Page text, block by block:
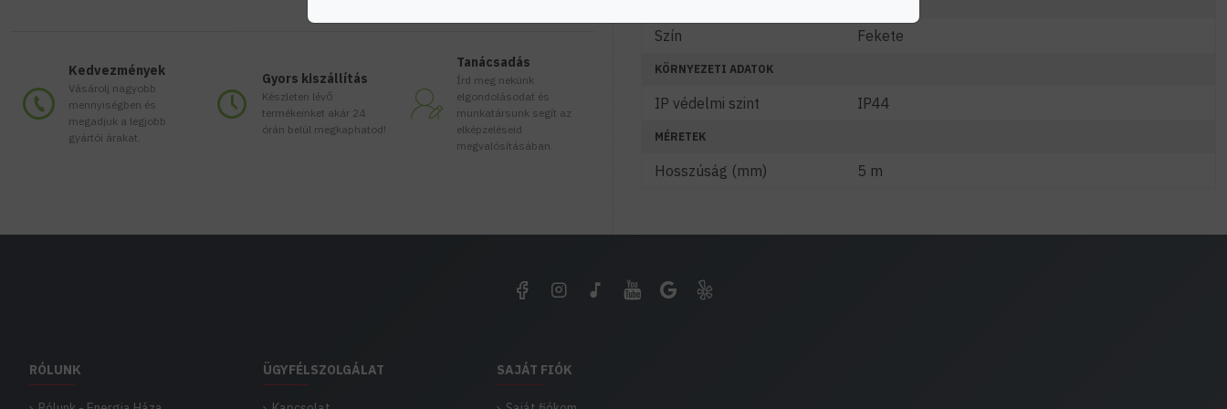
Kedvezmények
Vásárolj nagyobb
mennyiségben és
megadjuk a legjobb
gyártói árakat.
Gyors kiszállítás
Készleten lévő
termékeinket akár 24
órán belül megkaphatod!
Tanácsadás
Írd meg nekünk
elgondolásodat és
munkatársunk segít az
elképzeléseid
megvalósításában.
Szín Fekete
KÖRNYEZETI ADATOK
IP védelmi szint IP44
MÉRETEK
Hosszúság (mm) 5 m
RÓLUNK ÜGYFÉLSZOLGÁLAT SAJÁT FIÓK